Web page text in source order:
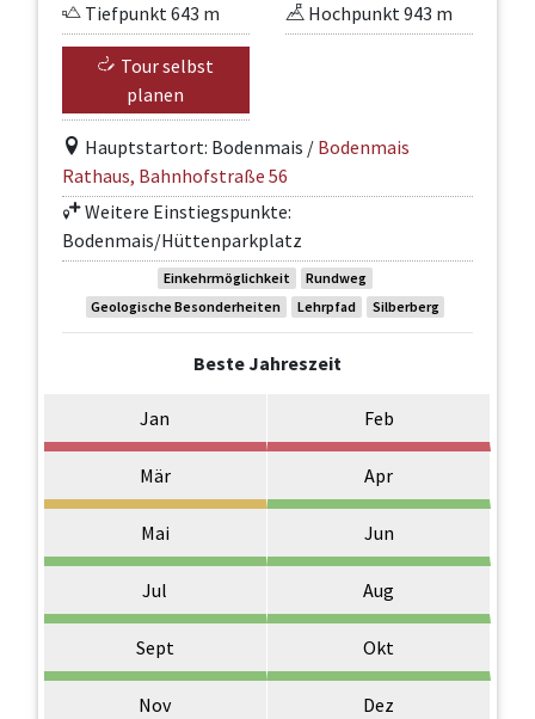
Tiefpunkt 643 m
Hochpunkt 943 m
Tour selbst
planen
Hauptstartort: Bodenmais / Bodenmais
Rathaus, Bahnhofstraße 56
Weitere Einstiegspunkte:
Bodenmais/Hüttenparkplatz
Einkehrmöglichkeit
Rundweg
Geologische Besonderheiten
Lehrpfad Silberberg
Beste Jahreszeit
Jan Feb
Mär Apr
Mai Jun
Jul Aug
Sept Okt
Nov Dez